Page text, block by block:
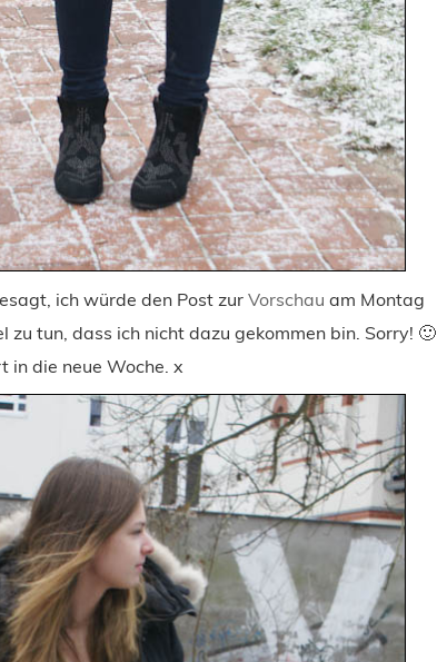
ich würde den Post zur Vorschau am Montag
tun, dass ich nicht dazu gekommen bin. Sorry! 🙂
in die neue Woche. x